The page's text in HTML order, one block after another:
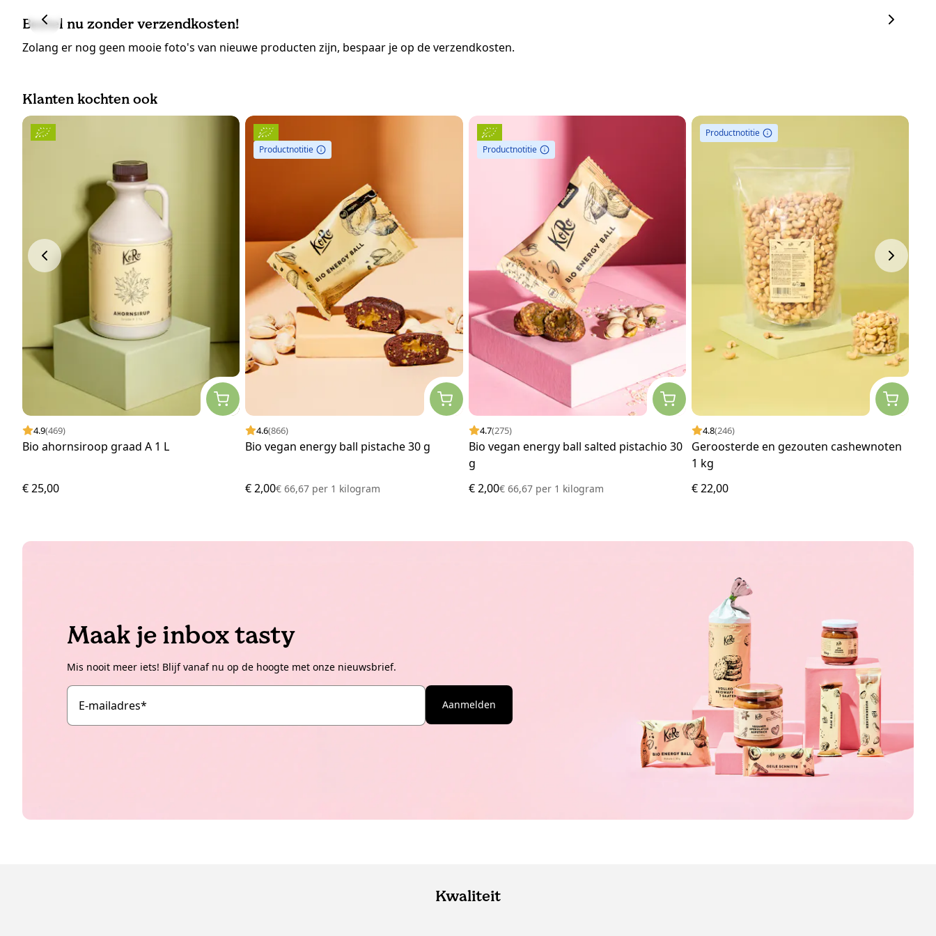
Bestel nu zonder verzendkosten!
Zolang er nog geen mooie foto's van nieuwe producten zijn, bespaar je op de verzendkosten.
Klanten kochten ook
4.9(469)
Bio ahornsiroop graad A 1 L
€ 25,00
Productnotitie
4.6(866)
Bio vegan energy ball pistache 30 g
€ 2,00€ 66,67 per 1 kilogram
Productnotitie
4.7(275)
Bio vegan energy ball salted pistachio 30
g
€ 2,00€ 66,67 per1 kilogram
Productnotitie
4.8(246)
Geroosterde en gezouten cashewnoten
1 kg
€ 22,00
Maak je inbox tasty
Mis nooit meer iets! Blijf vanaf nu op de hoogte met onze nieuwsbrief.
E-mailadres* Aanmelden
Kwaliteit